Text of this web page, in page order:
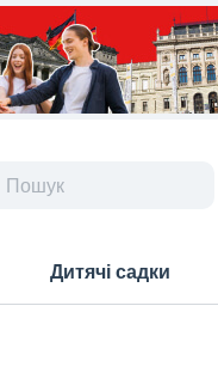
Дитячі садки